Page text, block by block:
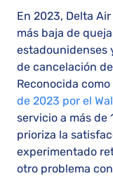
En 2023, Delta
más baja de
estadounidenses
de cancelación
Reconocida como
de 2023 por el
servicio a más de
prioriza la
experimentado
otro problema